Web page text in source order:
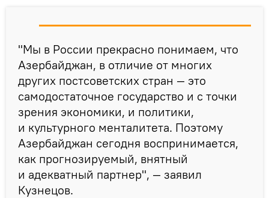
"Мы в России прекрасно понимаем, что
Азербайджан, в отличие от многих
других постсоветских стран — это
самодостаточное государство и с точки
зрения экономики, и политики,
и культурного менталитета. Поэтому
Азербайджан сегодня воспринимается,
как прогнозируемый, внятный
и адекватный партнер", — заявил
Кузнецов.